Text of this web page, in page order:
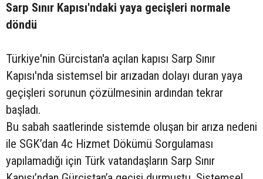
Sarp Sınır Kapısı'ndaki yaya gecişleri normale
döndü
Türkiye'nin Gürcistan'a açılan kapısı Sarp Sınır
Kapısı'nda sistemsel bir arızadan dolayı duran yaya
geçişleri sorunun çözülmesinin ardından tekrar
başladı.
Bu sabah saatlerinde sistemde oluşan bir arıza nedeni
ile SGK’dan 4c Hizmet Dökümü Sorgulaması
yapılamadığı için Türk vatandaşların Sarp Sınır